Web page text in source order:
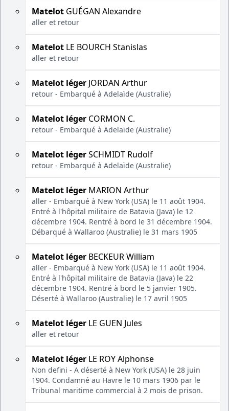
Matelot GUÉGAN Alexandre
aller et retour
Matelot LE BOURCH Stanislas
aller et retour
Matelot léger JORDAN Arthur
retour - Embarqué à Adelaïde (Australie)
Matelot léger CORMON C.
retour - Embarqué à Adelaïde (Australie)
Matelot légerSCHMIDT Rudolf
retour - Embarqué à Adelaïde (Australie)
Matelot léger MARION Arthur
aller - Embarqué à New York (USA) le 11 août 1904.
Entré à l'hôpital militaire de Batavia (Java) le 12
décembre 1904. Rentré à bord le 31 décembre 1904.
Débarqué à Wallaroo (Australie) le 31 mars 1905
Matelot léger BECKEUR William
aller - Embarqué à New York (USA) le 11 août 1904.
Entré à l'hôpital militaire de Batavia (Java) le 22
décembre 1904. Rentré à bord le 5 janvier 1905.
Déserté à Wallaroo (Australie) le 17 avril 1905
Matelot léger LE GUEN Jules
aller et retour
Matelot léger LE ROY Alphonse
Non defini - A déserté à New York (USA) le 28 juin
1904. Condamné au Havre le 10 mars 1906 par le
Tribunal maritime commercial à 2 mois de prison.